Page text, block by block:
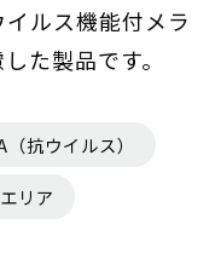
ルス機能付メラ
た製品です。
（抗ウイルス）
リア